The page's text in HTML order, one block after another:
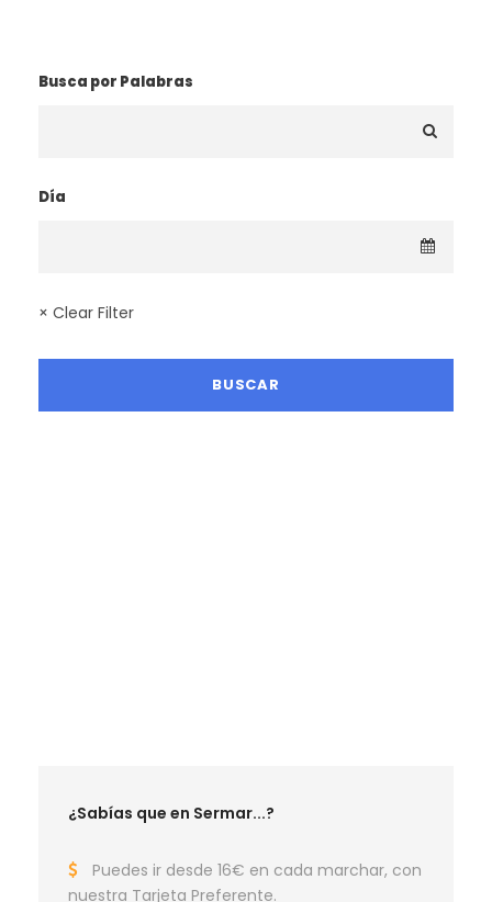
Busca por Palabras
Día
× Clear Filter
¿Sabías que en Sermar...?
Puedes ir desde 16€ en cada marchar, con
nuestra Tarjeta Preferente.